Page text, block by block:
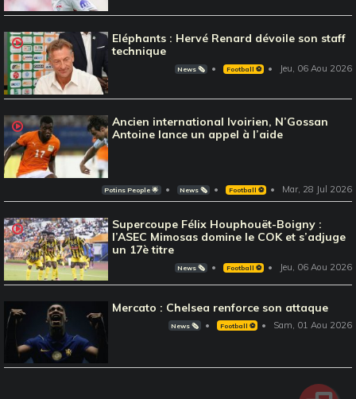
Eléphants : Hervé Renard dévoile son staff
technique
News 🗞️ Football ⚽️ Jeu, 06 Aou 2026
Ancien international Ivoirien, N’Gossan
Antoine lance un appel à l’aide
Potins People 🌟 News 🗞️ Football ⚽️ Mar, 28 Jul 2026
Supercoupe Félix Houphouët-Boigny :
l’ASEC Mimosas domine le COK et s’adjuge
un 17è titre
News 🗞️ Football ⚽️ Jeu, 06 Aou 2026
Mercato : Chelsea renforce son attaque
News 🗞️ Football ⚽️ Sam, 01 Aou 2026